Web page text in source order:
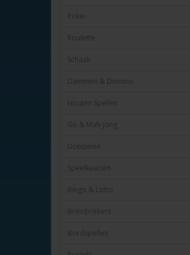
Poker
Roulette
Schaak
Dammen & Domino
Houten Spellen
Go & Mah-Jong
Dobbelen
Speelkaarten
Bingo & Lotto
Breinbrekers
Bordspellen